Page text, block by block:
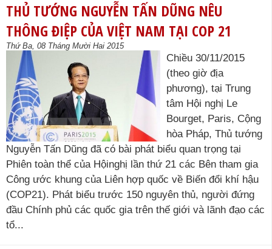
THỦ TƯỚNG NGUYỄN TẤN DŨNG NÊU
THÔNG ĐIỆP CỦA VIỆT NAM TẠI COP 21
Thứ Ba, 08 Tháng Mười Hai 2015
Chiều 30/11/2015
(theo giờ địa
phương), tại Trung
tâm Hội nghị Le
Bourget, Paris, Cộng
hòa Pháp, Thủ tướng
Nguyễn Tấn Dũng đã có bài phát biểu quan trọng tại
Phiên toàn thể của Hộinghị lần thứ 21 các Bên tham gia
Công ước khung của Liên hợp quốc về Biến đổi khí hậu
(COP21). Phát biểu trước 150 nguyên thủ, người đứng
đầu Chính phủ các quốc gia trên thế giới và lãnh đạo các
tổ...